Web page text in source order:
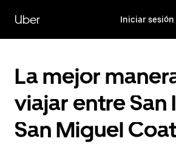
contenido
principal
Uber Iniciar sesión
La mejor
viajar entre San
San Miguel